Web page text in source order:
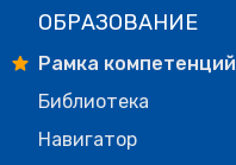
ОБРАЗОВАНИЕ
Рамка компетенций
Библиотека
Навигатор